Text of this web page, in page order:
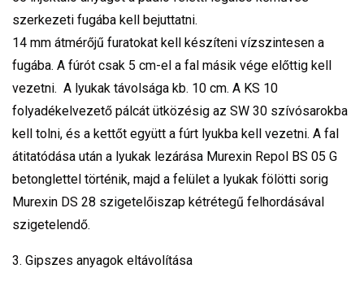
szerkezeti fugába kell bejuttatni.
14 mm átmérőjű furatokat kell készíteni vízszintesen a
fugába. A fúrót csak 5 cm-el a fal másik vége előttig kell
vezetni. A lyukak távolsága kb. 10 cm. A KS 10
folyadékelvezető pálcát ütközésig az SW 30 szívósarokba
kell tolni, és a kettőt együtt a fúrt lyukba kell vezetni. A fal
átitatódása után a lyukak lezárása Murexin Repol BS 05 G
betonglettel történik, majd a felület a lyukak fölötti sorig
Murexin DS 28 szigetelőiszap kétrétegű felhordásával
szigetelendő.
3. Gipszes anyagok eltávolítása